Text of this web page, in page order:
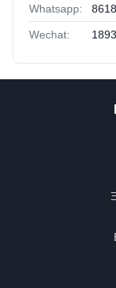
Whatsapp:
Wechat: